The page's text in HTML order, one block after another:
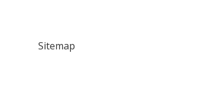
Sitemap